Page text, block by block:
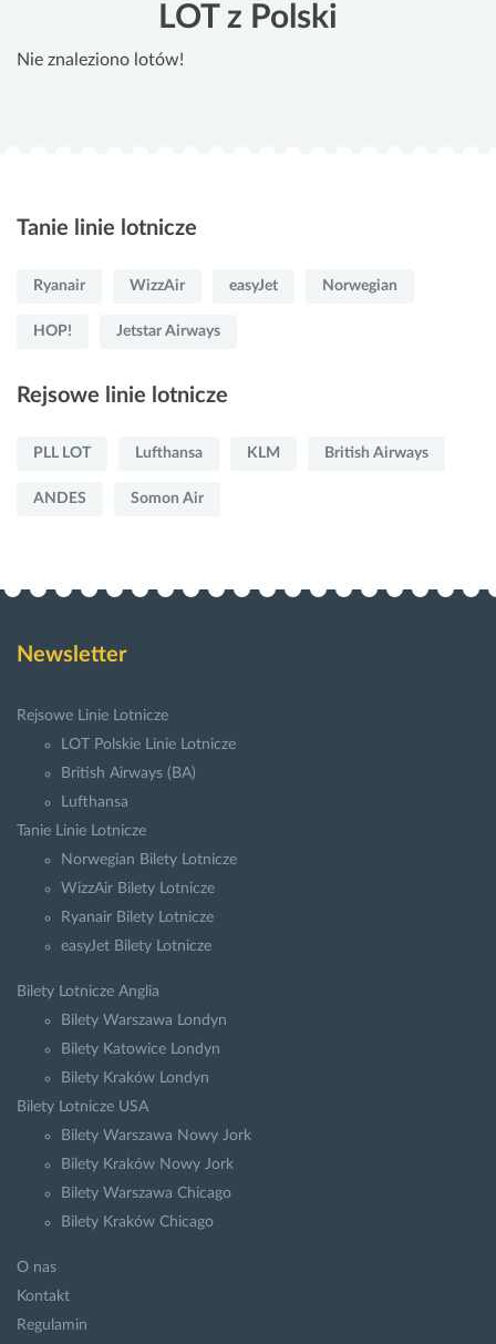
LOT z Polski
Nie znaleziono lotów!
Tanie linie lotnicze
Ryanair WizzAir easyJet Norwegian
HOP! Jetstar Airways
Rejsowe linie lotnicze
PLL LOT Lufthansa KLM British Airways
ANDES Somon Air
Newsletter
Rejsowe Linie Lotnicze
LOT Polskie Linie Lotnicze
British Airways (BA)
Lufthansa
Tanie Linie Lotnicze
Norwegian Bilety Lotnicze
WizzAir Bilety Lotnicze
Ryanair Bilety Lotnicze
easyJet Bilety Lotnicze
Bilety Lotnicze Anglia
Bilety Warszawa Londyn
Bilety Katowice Londyn
Bilety Kraków Londyn
Bilety Lotnicze USA
Bilety Warszawa Nowy Jork
Bilety Kraków Nowy Jork
Bilety Warszawa Chicago
Bilety Kraków Chicago
O nas
Kontakt
Regulamin